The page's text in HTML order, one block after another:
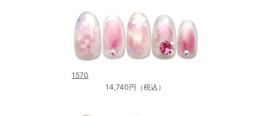
1570
14,740円（税込）